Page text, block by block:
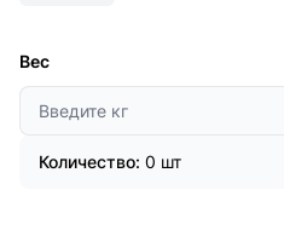
Вес
Количество: 0 шт